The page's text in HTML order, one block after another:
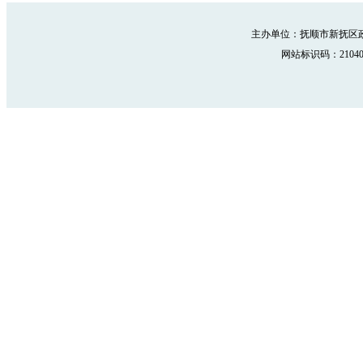
主办单位：抚顺市新抚
网站标识码：